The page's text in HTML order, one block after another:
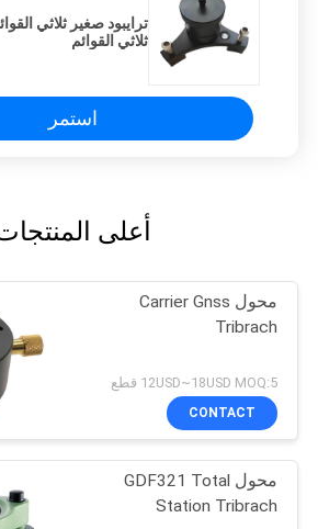
ترايبود صغير ثلاثي
ثلاثي القوائم
استمر
أعلى
محول Carrier Gnss
Tribrach
12USD~18USD MOQ:5 قطع
CONTACT
محول GDF321 Total
Station Tribrach